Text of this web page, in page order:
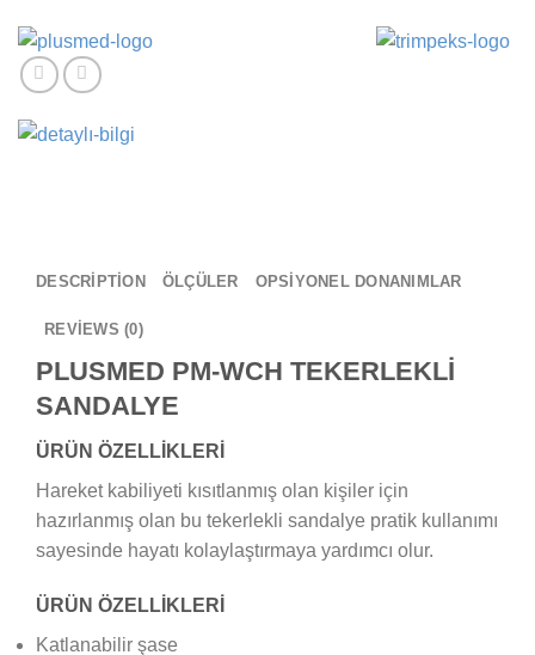
DESCRIPTION ÖLÇÜLER OPSİYONEL DONANIMLAR
REVIEWS (0)
PLUSMED PM-WCH TEKERLEKLİ
SANDALYE
ÜRÜN ÖZELLİKLERİ
Hareket kabiliyeti kısıtlanmış olan kişiler için
hazırlanmış olan bu tekerlekli sandalye pratik kullanımı
sayesinde hayatı kolaylaştırmaya yardımcı olur.
ÜRÜN ÖZELLİKLERİ
Katlanabilir şase